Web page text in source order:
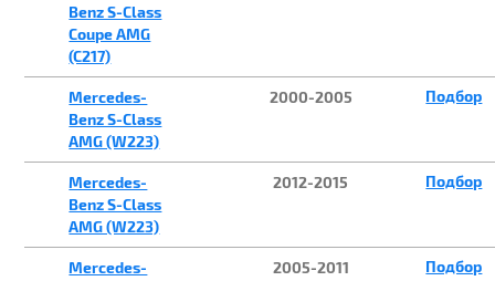
Benz S-Class
Coupe AMG
(C217)
Mercedes-
Benz S-Class
AMG (W223)
2000-2005 Подбор
Mercedes-
Benz S-Class
AMG (W223)
2012-2015 Подбор
Mercedes-
2005-2011 Подбор